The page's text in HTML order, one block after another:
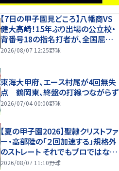
【7日の甲子園見どころ】八幡商VS
健大高崎！15年ぶり出場の公立校・
背番号18の指名打者が、全国屈指
の投手陣に挑む
2026/08/07 12:25野球
東海大甲府、エース村尾が4回無失
点 鶴岡東、終盤の打線つながらず
2026/07/04 00:00野球
【夏の甲子園2026】聖隷クリストファ
ー・高部陸の「２回加速する」規格外
のストレート それでもプロではなく
大学進学を選ぶ理由
2026/08/07 11:10野球